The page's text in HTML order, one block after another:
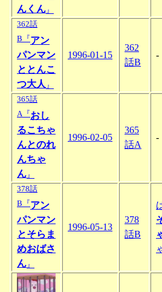
んくん 』
362話
B『アン
パンマン
ととんこ
つ大人 』
1996-01-15
362
話B
-
365話
A『おし
るこちゃ
んとのれ
んちゃ
ん 』
1996-02-05
365
話A
-
378話
B『アン
パンマン
とそらま
めおばさ
ん 』
1996-05-13
378
話B